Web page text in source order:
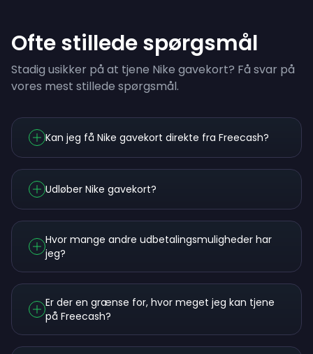
Ofte stillede spørgsmål
Stadig usikker på at tjene Nike gavekort? Få svar på
vores mest stillede spørgsmål.
Kan jeg få Nike gavekort direkte fra Freecash?
Udløber Nike gavekort?
Hvor mange andre udbetalingsmuligheder har
jeg?
Er der en grænse for, hvor meget jeg kan tjene
på Freecash?